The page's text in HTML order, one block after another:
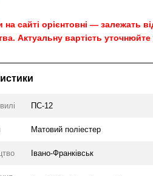
на сайті орієнтовні — залежать
Актуальну вартість
ПС-12
Матовий поліестер
Івано-Франківськ